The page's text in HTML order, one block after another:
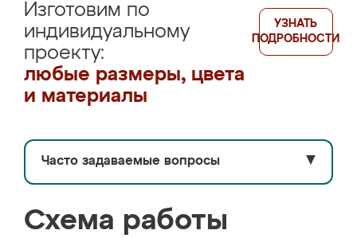
Изготовим по
индивидуальному
проекту:
любые размеры, цвета
и материалы
УЗНАТЬ
ПОДРОБНОСТИ
Часто задаваемые вопросы ▼
Схема работы